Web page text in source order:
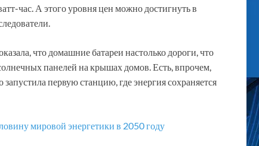
час. А этого уровня цен можно достигнуть в
что домашние батареи настолько дороги, что
панелей на крышах домов. Есть, впрочем,
первую станцию, где энергия сохраняется
мировой энергетики в 2050 году